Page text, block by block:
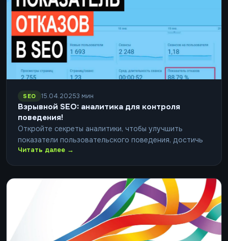
SEO 15.04.20253 мин
Взрывной SEO: аналитика для контроля
поведения!
Откройте секреты аналитики, чтобы улучшить
показатели пользовательского поведения, достичь
Читать далее →